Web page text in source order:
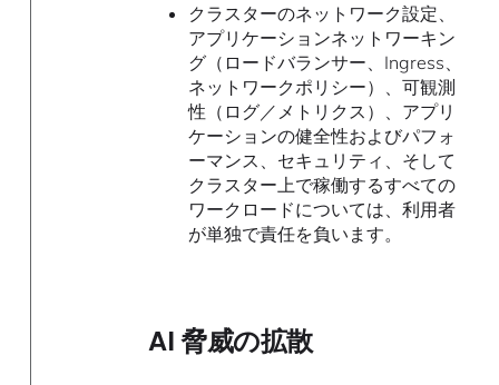
クラスターのネットワーク設定、
アプリケーションネットワーキン
グ（ロードバランサー、Ingress、
ネットワークポリシー）、可観測
性（ログ／メトリクス）、アプリ
ケーションの健全性およびパフォ
ーマンス、セキュリティ、そして
クラスター上で稼働するすべての
ワークロードについては、利用者
が単独で責任を負います。
AI 脅威の拡散